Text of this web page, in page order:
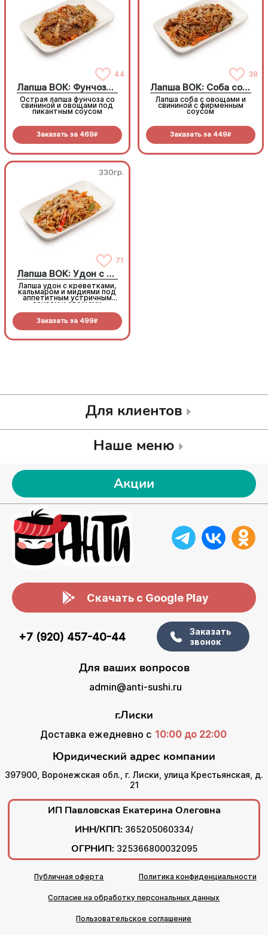
44
Лапша ВОК: Фунчоза со свининой
Острая лапша фунчоза со
свининой и овощами под
пикантным соусом
Заказать за 469R
38
Лапша ВОК: Соба со свининой
Лапша соба с овощами и
свининой с фирменным
соусом
Заказать за 449R
330гр.
71
Лапша ВОК: Удон с морепродуктами
Лапша удон с креветками,
кальмаром и мидиями под
аппетитным устричным
соусом и овощами
Заказать за 499R
Для клиентов
Наше меню
Акции
Скачать с Google Play
+7 (920) 457-40-44
Заказать
звонок
Для ваших вопросов
admin@anti-sushi.ru
г.Лиски
Доставка ежедневно с 10:00 до 22:00
Юридический адрес компании
397900, Воронежская обл., г. Лиски, улица Крестьянская, д.
21
ИП Павловская Екатерина Олеговна
ИНН/КПП: 365205060334/
ОГРНИП: 325366800032095
Публичная оферта Политика конфиденциальности
Согласие на обработку персональных данных
Пользовательское соглашение